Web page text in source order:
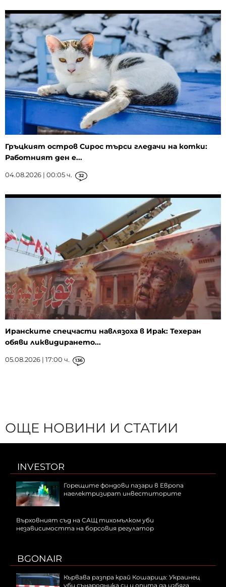
Гръцкият остров Сирос търси гледачи на котки:
Работният ден е...
04.08.2026 | 00:05 ч. 32
Иранските спецчасти навлязоха в Ирак: Техеран
обяви ликвидирането...
05.08.2026 | 17:00 ч. 136
ОЩЕ НОВИНИ И СТАТИИ
INVESTOR
Горещите фондови пазари в Европа
наелектризират инвеститорите
Върховният съд на САЩ тихомълком уби
независимостта на борсовия регулатор
BGONAIR
Кървава разпра край Кошарица: Украинец
уби сънародника си и опита да избяга